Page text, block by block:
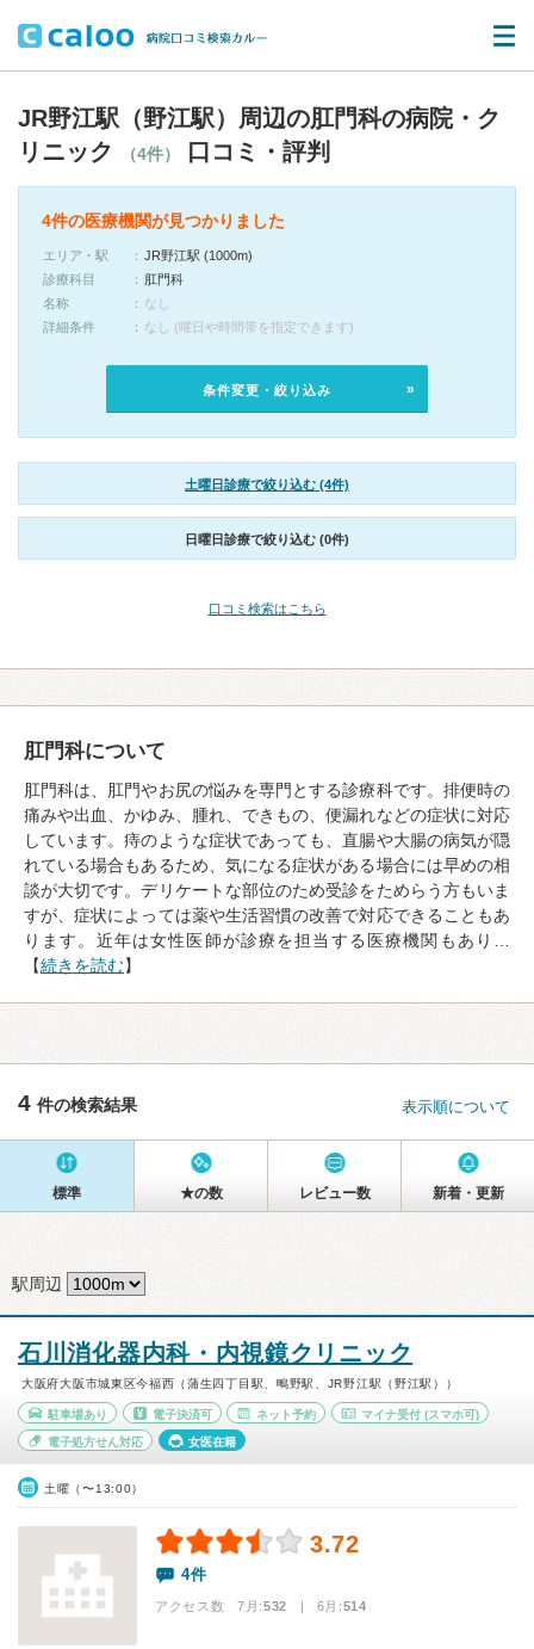
JR野江駅（野江駅）周辺の肛門科の病院・ク
リニック
（4件） 口コミ・評判
4件の医療機関が見つかりました
エリア・駅
JR野江駅 (1000m)
診療科目
肛門科
名称
なし
詳細条件
なし (曜日や時間帯を指定できます)
条件変更・絞り込み
土曜日診療で絞り込む (4件)
日曜日診療で絞り込む (0件)
口コミ検索はこちら
肛門科について
肛門科は、肛門やお尻の悩みを専門とする診療科です。排便時の
痛みや出血、かゆみ、腫れ、できもの、便漏れなどの症状に対応
しています。痔のような症状であっても、直腸や大腸の病気が隠
れている場合もあるため、気になる症状がある場合には早めの相
談が大切です。デリケートな部位のため受診をためらう方もいま
すが、症状によっては薬や生活習慣の改善で対応できることもあ
ります。近年は女性医師が診療を担当する医療機関もあり…
【続きを読む】
4 件の検索結果 表示順について
標準 ★の数 レビュー数 新着・更新
駅周辺
石川消化器内科・内視鏡クリニック
大阪府大阪市城東区今福西（蒲生四丁目駅、鴫野駅、JR野江駅（野江駅））
駐車場あり 電子決済可 ネット予約 マイナ受付 (スマホ可)
電子処方せん対応 女医在籍
土曜（〜13:00）
3.72
4件
アクセス数 7月:532 | 6月:514